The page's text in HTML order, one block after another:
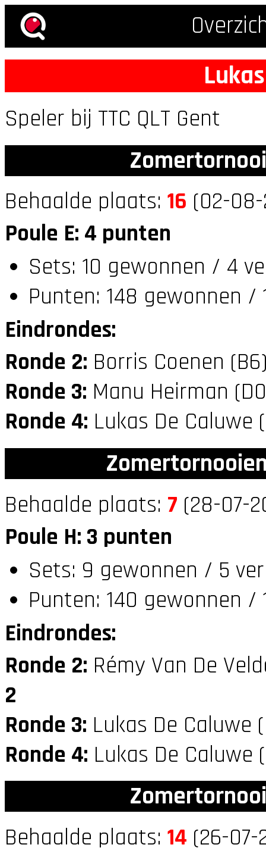
Speler bij TTC QLT Gent
Behaalde plaats: 16 (02-
Poule E: 4 punten
Sets: 10 gewonnen / 4
Punten: 148 gewonnen /
Eindrondes:
Ronde 2: Borris Coenen
Ronde 3: Manu Heirman
Ronde 4: Lukas De Caluwe
Behaalde plaats: 7 (28-07-
Poule H: 3 punten
Sets: 9 gewonnen / 5
Punten: 140 gewonnen /
Eindrondes:
Ronde 2: Rémy Van De
2
Ronde 3: Lukas De Caluwe
Ronde 4: Lukas De Caluwe
Behaalde plaats: 14 (26-07-